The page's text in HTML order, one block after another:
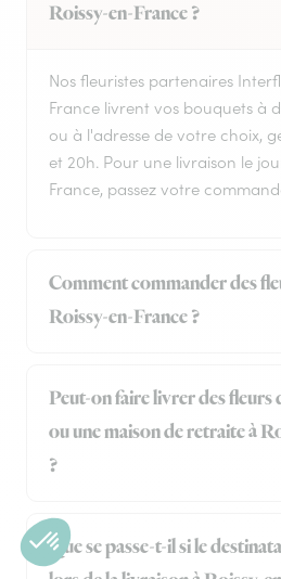
Roissy-en-France ?
Nos fleuristes partenaires
France livrent vos bouquets à
ou à l'adresse de votre choix,
et 20h. Pour une livraison le
France, passez votre
Comment commander des
Roissy-en-France ?
Peut-on faire livrer des fleurs
ou une maison de retraite à
?
Que se passe-t-il si le